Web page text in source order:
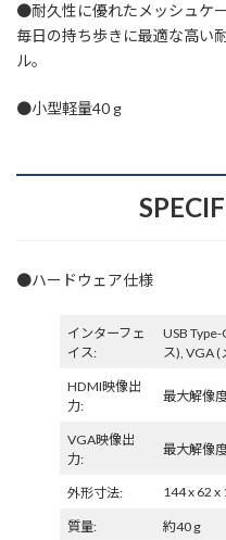
●耐久性に優れたメッシュケ
毎日の持ち歩きに最適な高い
ル。
●小型軽量40 g
●ハードウェア仕様
インターフェ
イス:
USB
ス), VGA (
HDMI映像出
力:
最大解像
VGA映像出
力:
最大解像
外形寸法: 144 x 62 x
質量: 約40 g